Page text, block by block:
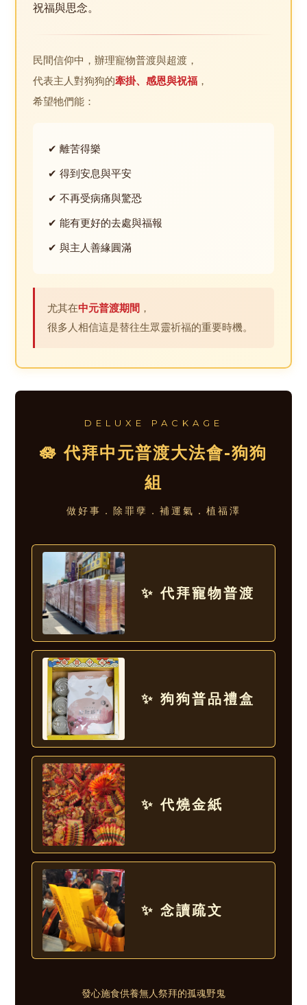
祝福與思念。
民間信仰中，辦理寵物普渡與超渡，
代表主人對狗狗的牽掛、感恩與祝福 ，
希望牠們能：
✔ 離苦得樂
✔ 得到安息與平安
✔ 不再受病痛與驚恐
✔ 能有更好的去處與福報
✔ 與主人善緣圓滿
尤其在中元普渡期間 ，
很多人相信這是替往生眾靈祈福的重要時機。
DELUXE PACKAGE
🪷 代拜中元普渡大法會-狗狗
組
做好事．除罪孽．補運氣．植福澤
✨ 代拜寵物普渡
✨ 狗狗普品禮盒
✨ 代燒金紙
✨ 念讀疏文
發心施食供養無人祭拜的孤魂野鬼